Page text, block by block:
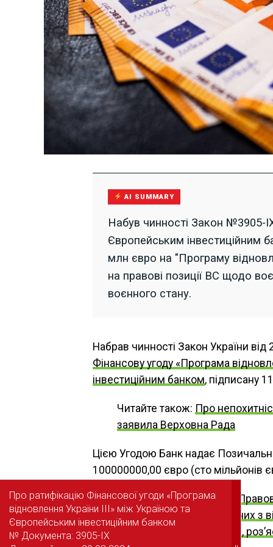
AI SUMMARY
Набув чинності Закон №3905-
Європейським інвестиційним
млн євро на "Програму
на правові позиції ВС щодо
воєнного стану.
Набрав чинності Закон України
Фінансову угоду «Програма
інвестиційним банком, підписану
Читайте також: Про
заявила Верховна Рада
Цією Угодою Банк надає
100000000,00 євро (сто мільйонів
Також зверніть увагу на
правопорушень, пов’язаних з
матеріали, алгоритми дій,
Про ратифікацію Фінансової угоди «Програма
відновлення України III» між Україною та
Європейським інвестиційним банком
№ Документа: 3905-IX
Про ратифікацію Фінансової угоди «Програма
відновлення України III» між Україною та
Європейським інвестиційним банком
№ Документа: 3905-IX